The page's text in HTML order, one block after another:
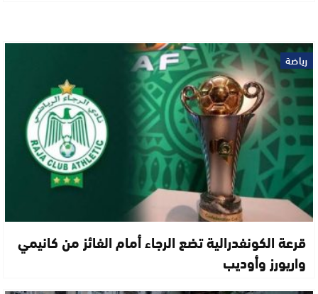
رياضة
قرعة الكونفدرالية تضع الرجاء أمام الفائز من كانيمي
واريورز وأوديب